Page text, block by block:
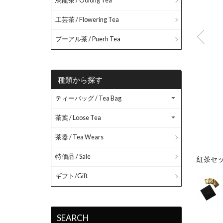
紅茶セ
工芸茶 / Flowering Tea
プーアル茶 / Puerh Tea
種類から探す
ティーバッグ / Tea Bag
茶葉 / Loose Tea
茶器 / Tea Wears
特価品 / Sale
ギフト/Gift
SEARCH